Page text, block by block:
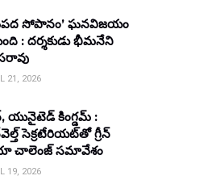
సోపానం’ ఘనవిజయం
: దర్శకుడు భీమనేని
21, 2026
యునైటెడ్ కింగ్డమ్ :
సెక్రటేరియట్‌తో గ్రీన్
చాలెంజ్ సమావేశం
19, 2026